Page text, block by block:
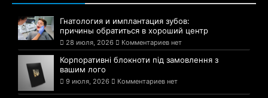
Гнатология и имплантация зубов:
причины обратиться в хороший центр
28 июля, 2026 Комментариев нет
Корпоративні блокноти під замовлення з
вашим лого
9 июля, 2026 Комментариев нет